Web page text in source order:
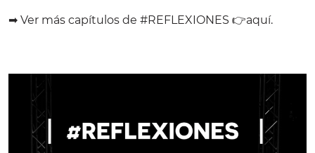
➡ Ver más capítulos de #REFLEXIONES 👉aquí.